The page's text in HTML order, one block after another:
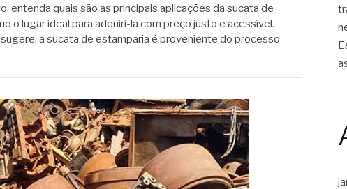
entenda quais são as principais aplicações da sucata de
o lugar ideal para adquiri-la com preço justo e acessível.
a sucata de estamparia é proveniente do processo